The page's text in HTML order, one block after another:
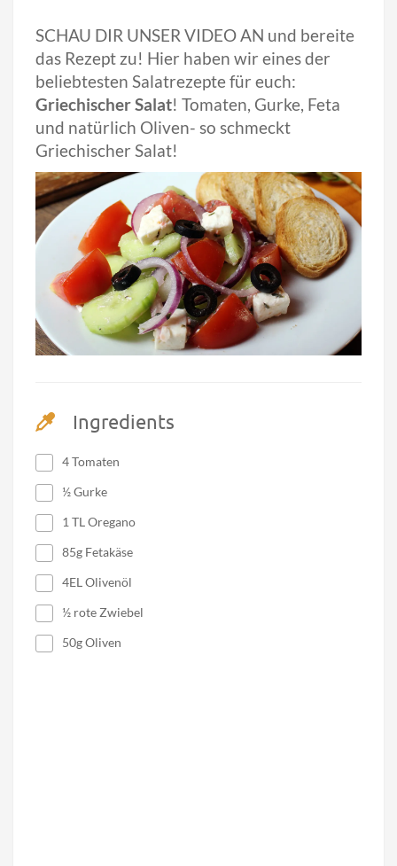
SCHAU DIR UNSER VIDEO AN und bereite
das Rezept zu! Hier haben wir eines der
beliebtesten Salatrezepte für euch:
Griechischer Salat! Tomaten, Gurke, Feta
und natürlich Oliven- so schmeckt
Griechischer Salat!
Ingredients
4 Tomaten
½ Gurke
1 TL Oregano
85g Fetakäse
4EL Olivenöl
½ rote Zwiebel
50g Oliven